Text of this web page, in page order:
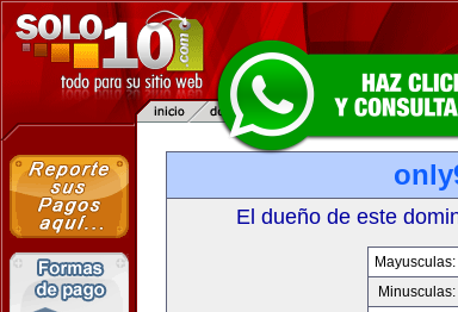
El dueño de este
Mayusculas:
Minusculas: